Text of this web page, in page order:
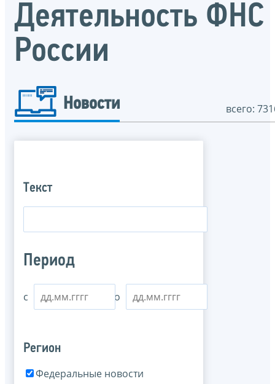
Деятельность ФНС
России
Новости всего:
Текст
Период
с по
Регион
Федеральные новости